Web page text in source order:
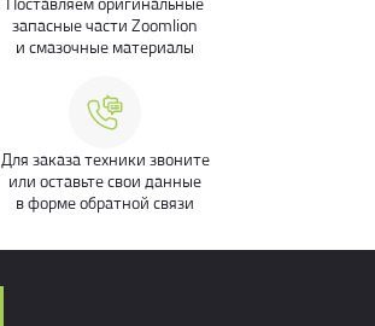
запасные части Zoomlion
и смазочные материалы
Для заказа техники звоните
или оставьте свои данные
в форме обратной связи